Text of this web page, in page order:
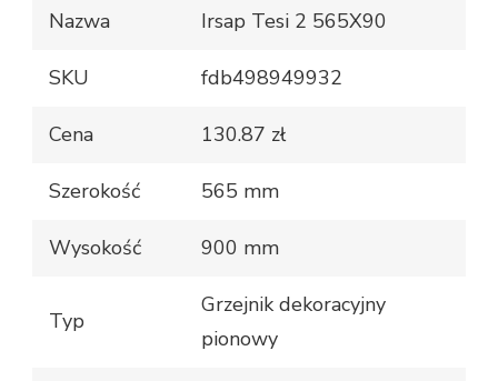
Nazwa Irsap Tesi 2 565X90
SKU fdb498949932
Cena 130.87 zł
Szerokość 565 mm
Wysokość 900 mm
Typ
Grzejnik dekoracyjny
pionowy